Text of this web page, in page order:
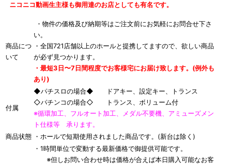
ニコニコ動画生主様も御用達のお店としても有名です。
商品につ
いて
・物件の価格及び納期等はご注文前にお気軽にお問合せ下さ
い。
・全国721店舗以上のホールと提携してますので、欲しい商品
が必ず見つかります。
・最短3日〜7日間程度でお客様宅にお届け致します。(例外も
あり)
付属
◆パチスロの場合◆ ドアキー、設定キー、トランス
◇パチンコの場合◇ トランス、ボリューム付
※循環加工、フルオート加工、メダル不要機、アミューズメン
ト仕様等 承ります。
商品状態 ・ホールで短期使用されました商品です。(新台は除く)
・1時間単位で変動する最新価格で御提供可能です。
※但しお問い合わせ時は価格が合えば本日購入可能なお客